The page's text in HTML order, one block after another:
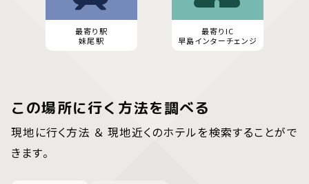
最寄り駅
妹尾駅
最寄りIC
早島インターチェンジ
この場所に行く方法を調べる
現地に行く方法 ＆ 現地近くのホテルを検索することがで
きます。